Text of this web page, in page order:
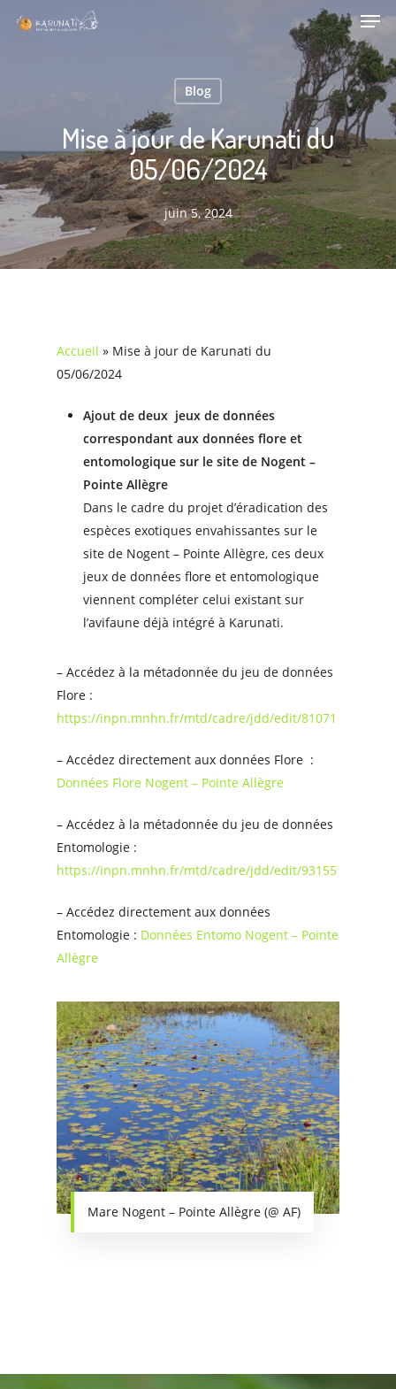
Blog
Mise à jour de Karunati du
05/06/2024
juin 5, 2024
Accueil » Mise à jour de Karunati du
05/06/2024
Ajout de deux jeux de données
correspondant aux données flore et
entomologique sur le site de Nogent –
Pointe Allègre
Dans le cadre du projet d’éradication des
espèces exotiques envahissantes sur le
site de Nogent – Pointe Allègre, ces deux
jeux de données flore et entomologique
viennent compléter celui existant sur
l’avifaune déjà intégré à Karunati.
– Accédez à la métadonnée du jeu de données
Flore :
https://inpn.mnhn.fr/mtd/cadre/jdd/edit/81071
– Accédez directement aux données Flore :
Données Flore Nogent – Pointe Allègre
– Accédez à la métadonnée du jeu de données
Entomologie :
https://inpn.mnhn.fr/mtd/cadre/jdd/edit/93155
– Accédez directement aux données
Entomologie : Données Entomo Nogent – Pointe
Allègre
Mare Nogent – Pointe Allègre (@ AF)